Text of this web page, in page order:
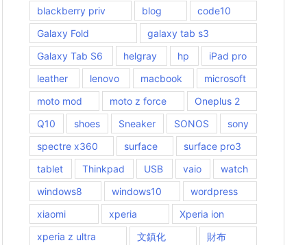
blackberry priv
blog
code10
Galaxy Fold
galaxy tab s3
Galaxy Tab S6
helgray hp
iPad pro
leather
lenovo macbook
microsoft
moto mod
moto z force
Oneplus 2
Q10
shoes Sneaker SONOS
sony
spectre x360
surface
surface pro3
tablet
Thinkpad USB vaio
watch
windows8
windows10
wordpress
xiaomi
xperia
Xperia ion
xperia z ultra
文鎮化 財布